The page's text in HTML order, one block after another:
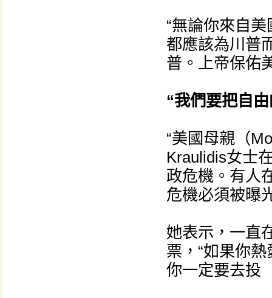
“無論你來自
都應該為川普
普。上帝保佑
“我們要把自
“美國母親（
Kraulidis女士
政危機。有人
危機必須被曝
她表示，一直
票，“如果你
你一定要去投